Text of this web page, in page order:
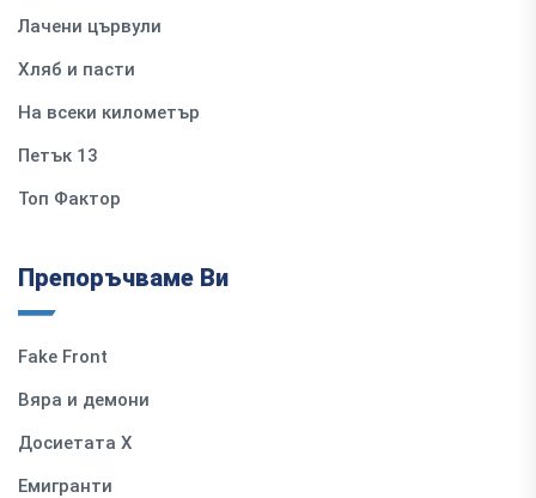
Лачени цървули
Хляб и пасти
На всеки километър
Петък 13
Топ Фактор
Препоръчваме Ви
Fake Front
Вяра и демони
Досиетата Х
Емигранти